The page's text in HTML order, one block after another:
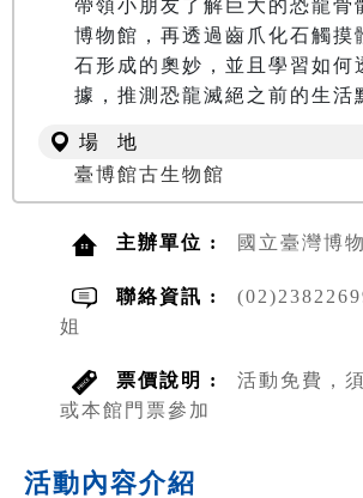
帶領小朋友了解巨大的恐龍骨
博物館，再透過齒爪化石觸摸
石形成的奧妙，並且學習如何
據，推測恐龍滅絕之前的生活
場 地
臺博館古生物館
主辦單位 : 國立臺灣博
聯絡資訊 :
姐
票價說明 :
活動免費，
或本館門票參加
活動內容介紹